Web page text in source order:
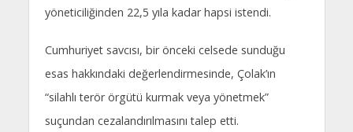
yöneticiliğinden 22,5 yıla kadar hapsi istendi.
Cumhuriyet savcısı, bir önceki celsede sunduğu
esas hakkındaki değerlendirmesinde, Çolak’ın
“silahlı terör örgütü kurmak veya yönetmek”
suçundan cezalandırılmasını talep etti.